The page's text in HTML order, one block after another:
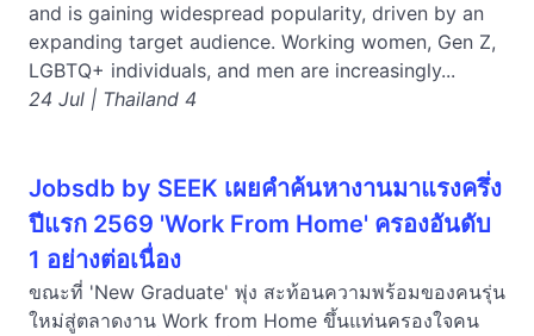
and is gaining widespread popularity, driven by an
expanding target audience. Working women, Gen Z,
LGBTQ+ individuals, and men are increasingly...
24 Jul | Thailand 4
Jobsdb by SEEK เผยคำค้นหางานมาแรงครึ่ง
ปีแรก 2569 'Work From Home' ครองอันดับ
1 อย่างต่อเนื่อง
ขณะที่ 'New Graduate' พุ่ง สะท้อนความพร้อมของคนรุ่น
ใหม่สู่ตลาดงาน Work from Home ขึ้นแท่นครองใจคน